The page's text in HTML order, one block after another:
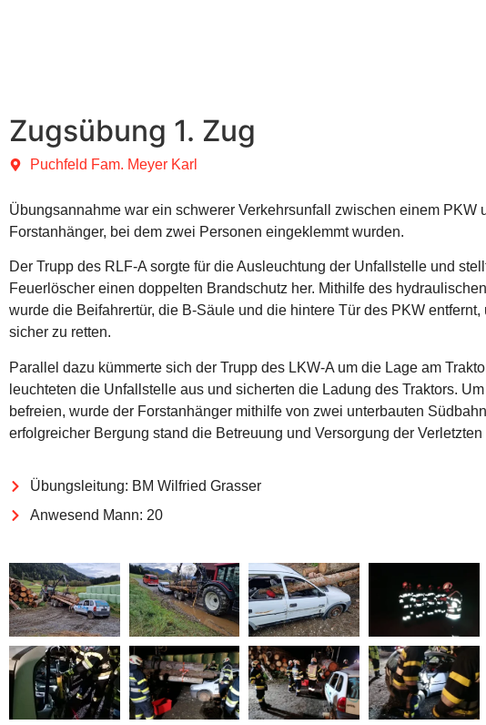
Zugsübung 1. Zug
Puchfeld Fam. Meyer Karl
Übungsannahme war ein schwerer Verkehrsunfall zwischen einem PKW
Forstanhänger, bei dem zwei Personen eingeklemmt wurden.
Der Trupp des RLF-A sorgte für die Ausleuchtung der Unfallstelle und
Feuerlöscher einen doppelten Brandschutz her. Mithilfe des
wurde die Beifahrertür, die B-Säule und die hintere Tür des PKW
sicher zu retten.
Parallel dazu kümmerte sich der Trupp des LKW-A um die Lage am
leuchteten die Unfallstelle aus und sicherten die Ladung des Traktors.
befreien, wurde der Forstanhänger mithilfe von zwei unterbauten
erfolgreicher Bergung stand die Betreuung und Versorgung der Verletzten
Übungsleitung: BM Wilfried Grasser
Anwesend Mann: 20